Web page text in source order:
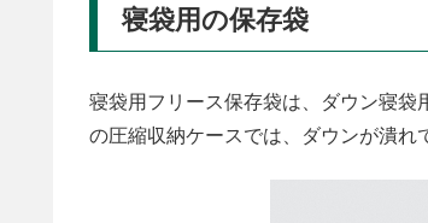
寝袋用の保存袋
寝袋用フリース保存袋は、ダウン寝袋
の圧縮収納ケースでは、ダウンが潰れ